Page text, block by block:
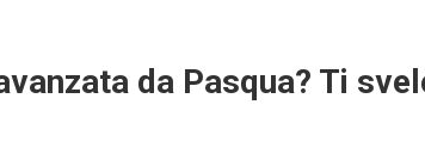
da Pasqua? Ti